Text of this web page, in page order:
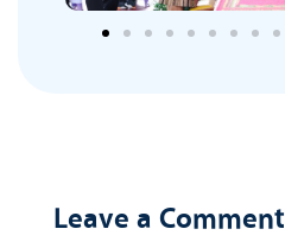
Leave a Comment